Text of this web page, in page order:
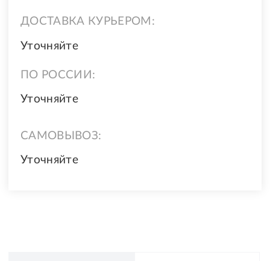
ДОСТАВКА КУРЬЕРОМ:
Уточняйте
ПО РОССИИ:
Уточняйте
САМОВЫВОЗ:
Уточняйте